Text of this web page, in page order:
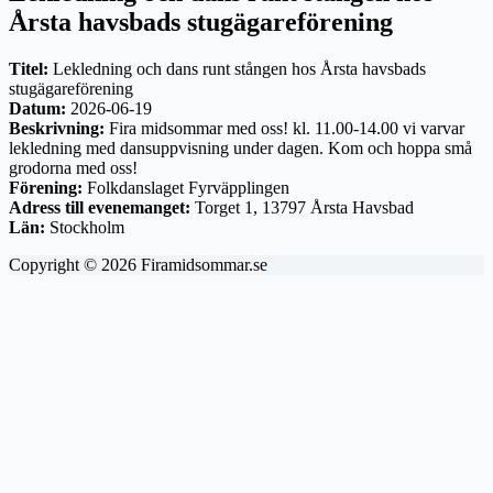
Årsta havsbads stugägareförening
Titel: Lekledning och dans runt stången hos Årsta havsbads
stugägareförening
Datum: 2026-06-19
Beskrivning: Fira midsommar med oss! kl. 11.00-14.00 vi varvar
lekledning med dansuppvisning under dagen. Kom och hoppa små
grodorna med oss!
Förening: Folkdanslaget Fyrväpplingen
Adress till evenemanget: Torget 1, 13797 Årsta Havsbad
Län: Stockholm
Copyright © 2026 Firamidsommar.se